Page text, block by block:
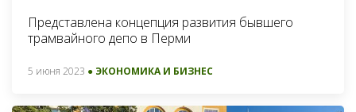
Представлена концепция развития бывшего
трамвайного депо в Перми
5 июня 2023 ● ЭКОНОМИКА И БИЗНЕС